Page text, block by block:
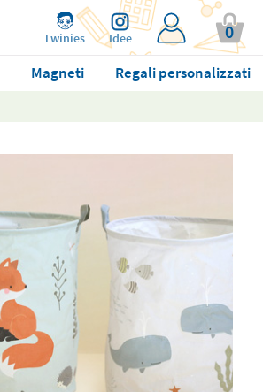
Twinies Idee 0
Magneti
Regali personalizzati